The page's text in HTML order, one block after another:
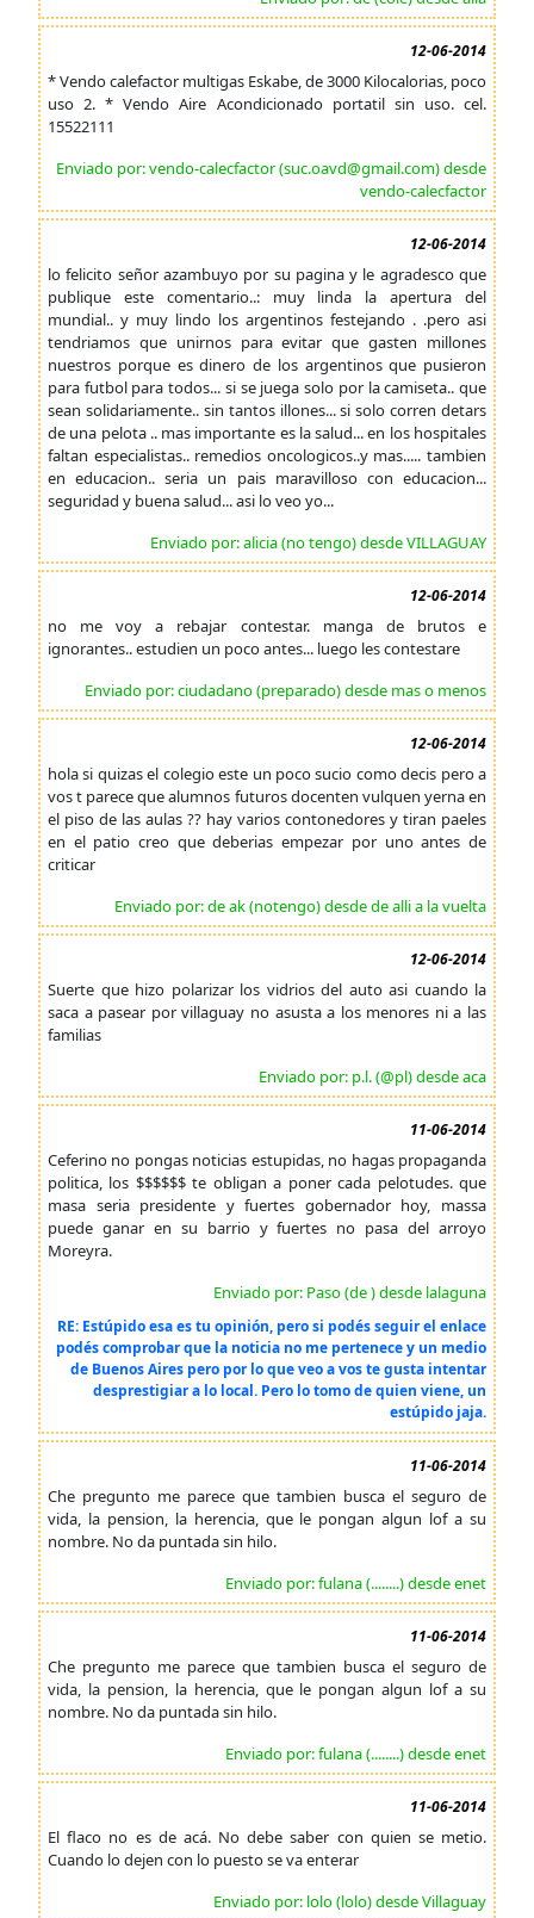
12-06-2014
* Vendo calefactor multigas Eskabe, de 3000 Kilocalorias, poco
uso 2. * Vendo Aire Acondicionado portatil sin uso. cel.
15522111
Enviado por: vendo-calecfactor (suc.oavd@gmail.com) desde
vendo-calecfactor
12-06-2014
lo felicito señor azambuyo por su pagina y le agradesco que
publique este comentario..: muy linda la apertura del
mundial.. y muy lindo los argentinos festejando . .pero asi
tendriamos que unirnos para evitar que gasten millones
nuestros porque es dinero de los argentinos que pusieron
para futbol para todos... si se juega solo por la camiseta.. que
sean solidariamente.. sin tantos illones... si solo corren detars
de una pelota .. mas importante es la salud... en los hospitales
faltan especialistas.. remedios oncologicos..y mas..... tambien
en educacion.. seria un pais maravilloso con educacion...
seguridad y buena salud... asi lo veo yo...
Enviado por: alicia (no tengo) desde VILLAGUAY
12-06-2014
no me voy a rebajar contestar. manga de brutos e
ignorantes.. estudien un poco antes... luego les contestare
Enviado por: ciudadano (preparado) desde mas o menos
12-06-2014
hola si quizas el colegio este un poco sucio como decis pero a
vos t parece que alumnos futuros docenten vulquen yerna en
el piso de las aulas ?? hay varios contonedores y tiran paeles
en el patio creo que deberias empezar por uno antes de
criticar
Enviado por: de ak (notengo) desde de alli a la vuelta
12-06-2014
Suerte que hizo polarizar los vidrios del auto asi cuando la
saca a pasear por villaguay no asusta a los menores ni a las
familias
Enviado por: p.l. (@pl) desde aca
11-06-2014
Ceferino no pongas noticias estupidas, no hagas propaganda
politica, los $$$$$$ te obligan a poner cada pelotudes. que
masa seria presidente y fuertes gobernador hoy, massa
puede ganar en su barrio y fuertes no pasa del arroyo
Moreyra.
Enviado por: Paso (de ) desde lalaguna
RE: Estúpido esa es tu opinión, pero si podés seguir el enlace
podés comprobar que la noticia no me pertenece y un medio
de Buenos Aires pero por lo que veo a vos te gusta intentar
desprestigiar a lo local. Pero lo tomo de quien viene, un
estúpido jaja.
11-06-2014
Che pregunto me parece que tambien busca el seguro de
vida, la pension, la herencia, que le pongan algun lof a su
nombre. No da puntada sin hilo.
Enviado por: fulana (........) desde enet
11-06-2014
Che pregunto me parece que tambien busca el seguro de
vida, la pension, la herencia, que le pongan algun lof a su
nombre. No da puntada sin hilo.
Enviado por: fulana (........) desde enet
11-06-2014
El flaco no es de acá. No debe saber con quien se metio.
Cuando lo dejen con lo puesto se va enterar
Enviado por: lolo (lolo) desde Villaguay